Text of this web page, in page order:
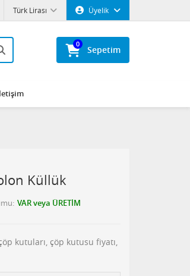
Üyelik
Türk Lirası
Sepetim
0
Küllük
VAR veya ÜRETİM
kutuları, çöp kutusu fiyatı,